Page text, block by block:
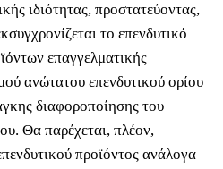
ιδιότητας, προστατεύοντας,
το επενδυτικό
επαγγελματικής
ανώτατου επενδυτικού ορίου
διαφοροποίησης του
Θα παρέχεται, πλέον,
προϊόντος ανάλογα